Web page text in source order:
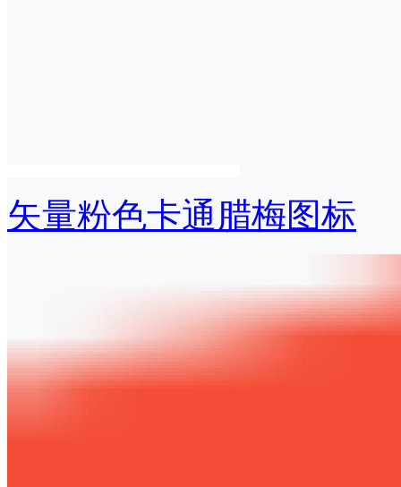
矢量粉色卡通腊梅图标